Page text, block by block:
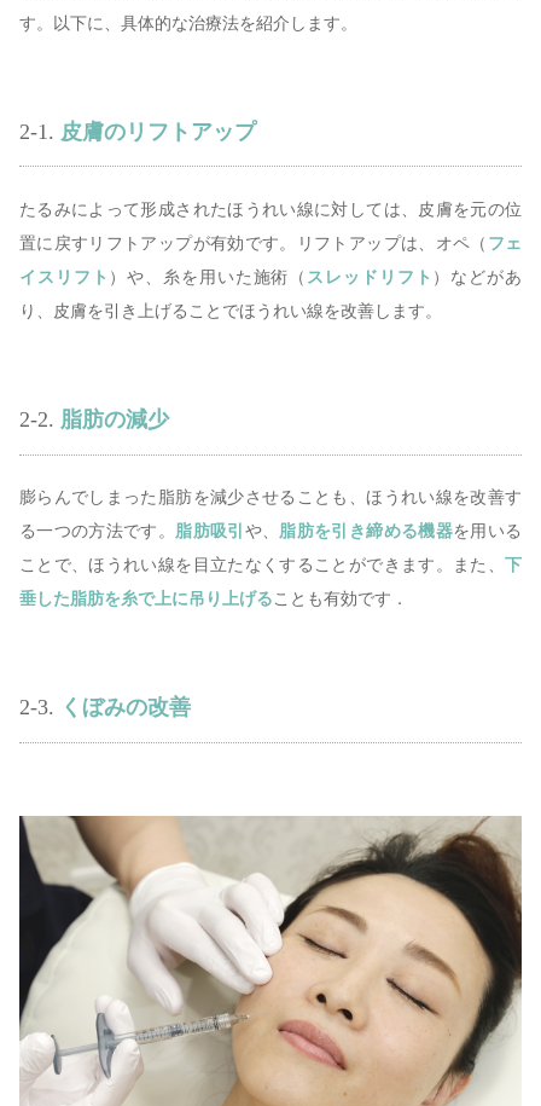
す。以下に、具体的な治療法を紹介します。
2-1. 皮膚のリフトアップ
たるみによって形成されたほうれい線に対しては、皮膚を元の位
置に戻すリフトアップが有効です。リフトアップは、オペ（ フェ
イスリフト ）や、糸を用いた施術（ スレッドリフト ）などがあ
り、皮膚を引き上げることでほうれい線を改善します。
2-2. 脂肪の減少
膨らんでしまった脂肪を減少させることも、ほうれい線を改善す
る一つの方法です。 脂肪吸引 や、 脂肪を引き締める機器を用いる
ことで、ほうれい線を目立たなくすることができます。また、 下
垂した脂肪を糸で上に吊り上げる ことも有効です．
2-3. くぼみの改善